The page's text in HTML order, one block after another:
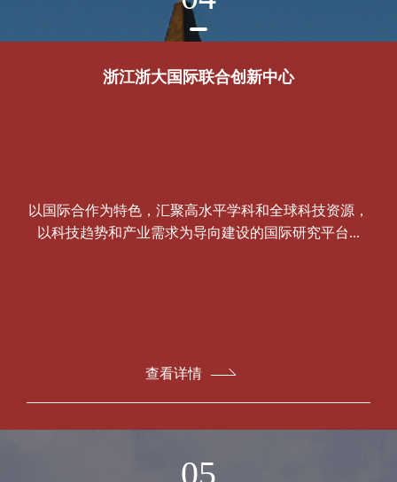
浙江浙大国际联合创新中心
以国际合作为特色，汇聚高水平学科和全球科技资源，
以科技趋势和产业需求为导向建设的国际研究平台...
查看详情
05